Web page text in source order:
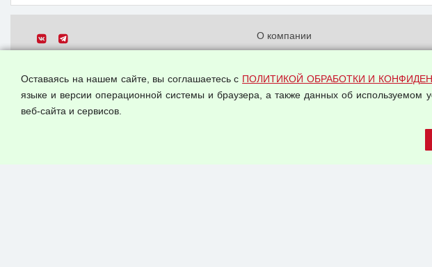
Все права защищены.
О компании
данных
Оставаясь на нашем сайте, вы соглашаетесь с ПОЛИТИКОЙ ОБРАБОТКИ И
языке и версии операционной системы и браузера, а также данных об используемом
веб-сайта и сервисов.